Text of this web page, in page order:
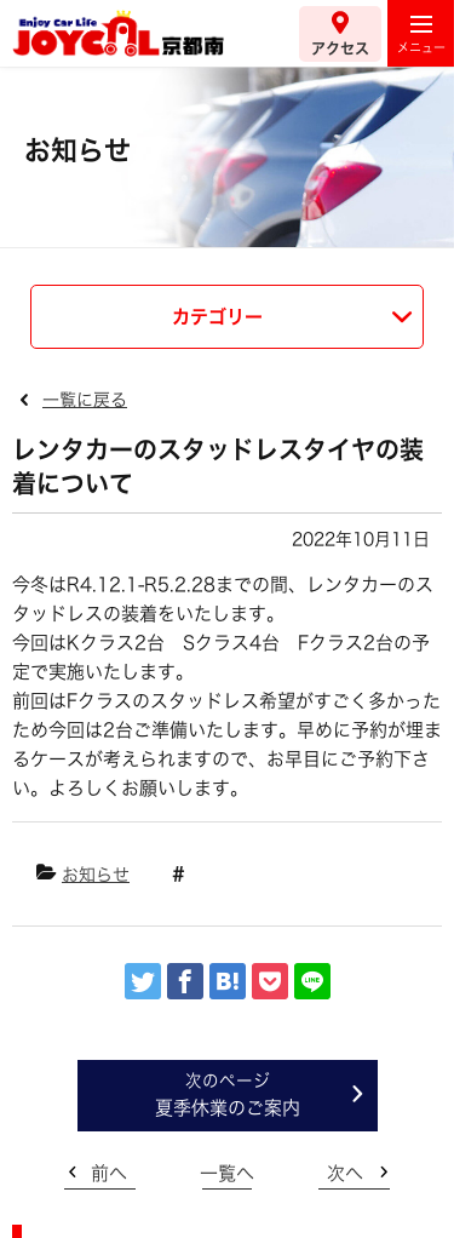
アクセス
お知らせ
カテゴリー
一覧に戻る
レンタカーのスタッドレスタイヤの装
着について
2022年10月11日
今冬はR4.12.1-R5.2.28までの間、レンタカーのス
タッドレスの装着をいたします。
今回はKクラス2台 Sクラス4台 Fクラス2台の予
定で実施いたします。
前回はFクラスのスタッドレス希望がすごく多かった
ため今回は2台ご準備いたします。早めに予約が埋ま
るケースが考えられますので、お早目にご予約下さ
い。よろしくお願いします。
お知らせ
夏季休業のご案内
前へ 一覧へ 次へ